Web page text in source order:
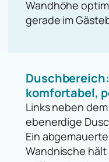
Wandhöhe
gerade im
komfortabel,
Links neben
ebenerdige
Ein
Wandnische hält